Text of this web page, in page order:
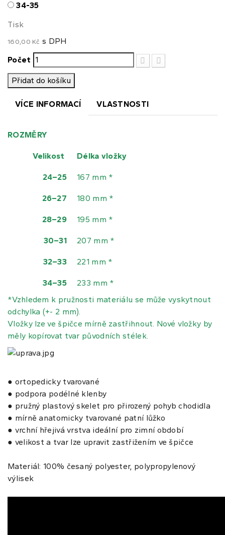
34-35
Tisk
160,00 Kč s DPH
Počet
Přidat do košíku
VÍCE INFORMACÍ VLASTNOSTI
ROZMĚRY
Velikost Délka vložky
24–25 167 mm *
26–27 180 mm *
28–29 195 mm *
30–31 207 mm *
32–33 221 mm *
34–35
233 mm *
*Vzhledem k pružnosti materiálu se může vyskytnout
odchylka (+- 2 mm).
Vložky lze ve špičce mírně zastřihnout. Nové vložky by
měly kopírovat tvar původních stélek.
● ortopedicky tvarované
● podpora podélné klenby
● pružný plastový skelet pro přirozený pohyb chodidla
● mírně anatomicky tvarované patní lůžko
● vrchní hřejivá vrstva ideální pro zimní období
● velikost a tvar lze upravit zastřižením ve špičce
Materiál: 100% česaný polyester, polypropylenový
výlisek